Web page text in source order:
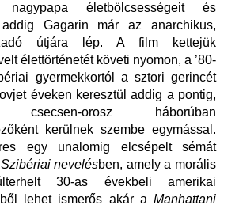
életbölcsességeit és
addig Gagarin már az anarchikus,
útjára lép. A film kettejük
élettörténetét követi nyomon, a ’80-
gyermekkortól a sztori gerincét
éveken keresztül addig a pontig,
orosz háborúban
kerülnek szembe egymással.
egy unalomig elcsépelt sémát
Szibériai nevelésben, amely a morális
30-as évekbeli amerikai
lehet ismerős akár a Manhattani